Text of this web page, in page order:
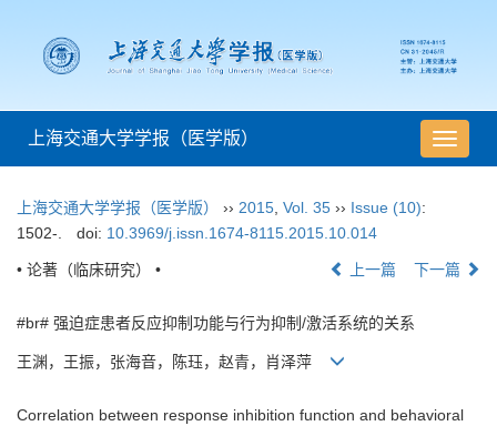
导
航
上海交通大学学报（医学版）
上海交通大学学报（医学版） ›› 2015 Vol. 35 ›› Issue (10):
1502-.
doi: 10.3969/j.issn.1674-8115.2015.10.014
• 论著（临床研究） • 上一篇 下一篇
#br# 强迫症患者反应抑制功能与行为抑制/激活系统的关系
王渊，王振，张海音，陈珏，赵青，肖泽萍
Correlation between response inhibition function and behavioral